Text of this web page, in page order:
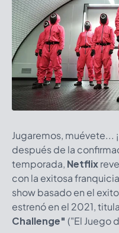
Jugaremos, muévete...
después de la
temporada, Netflix
con la exitosa
show basado en el
estrenó en el 2021,
Challenge" ("El Juego